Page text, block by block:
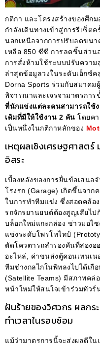
กติกา และโครงสร้างของศึก
กำลังเดินทางเข้าสู่การรีเซ็ต
นอกเหนือจากการปรับลดขนา
เหลือ 850 ซีซี การลดชิ้นส่วน
การสั่งห้ามใช้ระบบปรับความ
ล่าสุดข้อมูลวงในระดับเอ็กซ์
Dorna Sports ร่วมกับสมาคม
พิจารณาและเจรจามาตรกา
ที่นักแข่งแต่ละคนสามารถใช้
เดิมที่มีให้ใช้งาน 2 คัน โดยค
เป็นหนึ่งในกติกาหลักของ
เหตุผลเชิงเศรษฐศาสต
อิสระ
เบื้องหลังของการยื่นข้อเสนอ
โรงรถ (Garage) เกิดขึ้นจาก
ในการทำทีมแข่ง ซึ่งสอดคล้อ
รถจักรยานยนต์ต้องสูญเสียไ
บล็อกใหม่แกะกล่อง ข่าวมอไ
แข่งระดับโพรโทไทป์
ตัดโควตารถสำรองคันที่สอง
อะไหล่, ค่าขนส่งตู้คอนเทนเ
ทีมช่างกลไกในพิทลงไปได้เกื
(Satellite Teams) มีสภาพคล่
หน้าใหม่ให้สนใจเข้าร่วมทัวร์
ฝันร้ายของวิศวกร ผลกร
ทำเวลาในรอบซ้อม
แม้ว่ามาตรการนี้จะส่งผลดีใ